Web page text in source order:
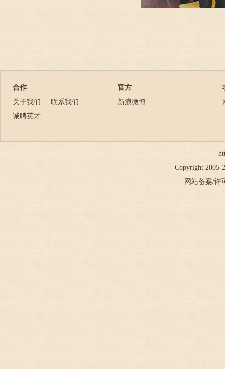
合作
关于我们
联系我们
诚聘英才
官方
新浪微博
Copyright 2005-
网站备案/许